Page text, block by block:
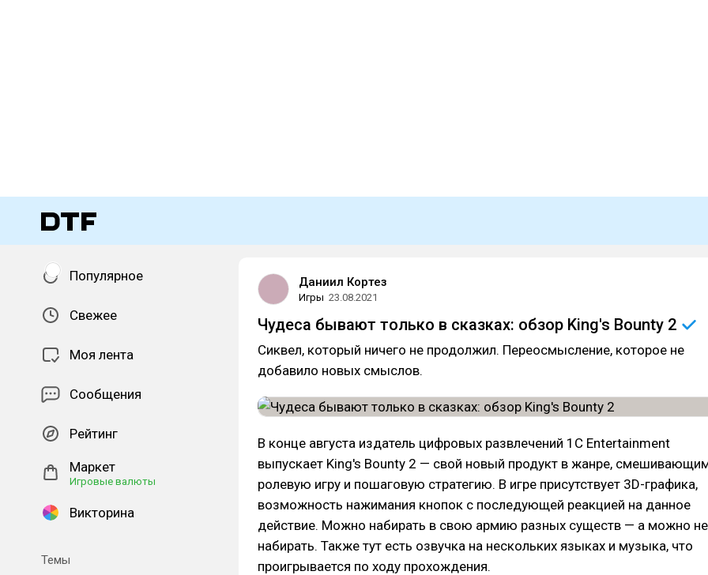
Популярное
Свежее
Моя лента
Сообщения
Рейтинг
Маркет
Игровые валюты
Викторина
Темы
Даниил Кортез
Игры 23.08.2021
​Чудеса бывают только в сказках: обзор King's Bounty 2
Сиквел, который ничего не продолжил. Переосмысление, которое не
добавило новых смыслов.
В конце августа издатель цифровых развлечений 1С Entertainment
выпускает King's Bounty 2 — свой новый продукт в жанре,
ролевую игру и пошаговую стратегию. В игре присутствует 3D-графика,
возможность нажимания кнопок с последующей реакцией на данное
действие. Можно набирать в свою армию разных существ — а можно не
набирать. Также тут есть озвучка на нескольких языках и музыка, что
проигрывается по ходу прохождения.